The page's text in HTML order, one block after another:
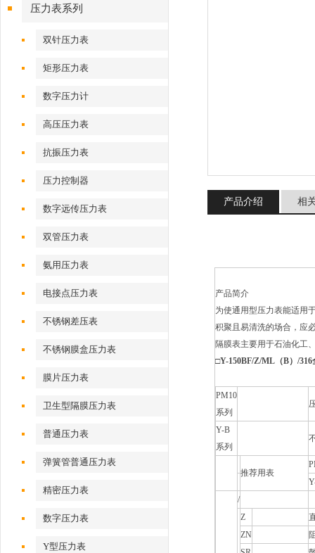
压力表系列
双针压力表
矩形压力表
数字压力计
高压压力表
抗振压力表
压力控制器
数字远传压力表
双管压力表
氨用压力表
电接点压力表
不锈钢差压表
不锈钢膜盒压力表
膜片压力表
卫生型隔膜压力表
普通压力表
弹簧管普通压力表
精密压力表
数字压力表
Y型压力表
产品介绍 相
产品简介
为使通用型压力表能适用
积聚且易清洗的场合，应
隔膜表主要用于石油化工
□Y-150BF/Z/ML（B）/
PM10
系列
Y-B
系列
推荐用表
/
Z
ZN